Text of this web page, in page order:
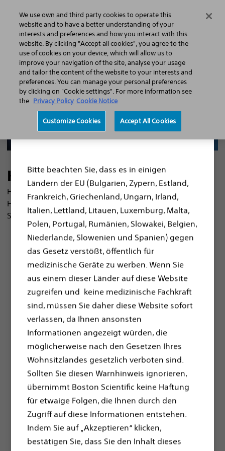
Haftungsausschluss
Bitte beachten Sie, dass es in einigen
Ländern der EU (Bulgarien, Zypern, Estland,
Frankreich, Griechenland, Ungarn, Irland,
Italien, Lettland, Litauen, Luxemburg, Malta,
Polen, Portugal, Rumänien, Slowakei, Belgien,
Niederlande, Slowenien und Spanien) gegen
das Gesetz verstößt, öffentlich für
medizinische Geräte zu werben. Wenn Sie
aus einem dieser Länder auf diese Website
zugreifen und keine medizinische Fachkraft
sind, müssen Sie daher diese Website sofort
verlassen, da Ihnen ansonsten
Informationen angezeigt würden, die
möglicherweise nach den Gesetzen Ihres
Wohnsitzlandes gesetzlich verboten sind.
Sollten Sie diesen Warnhinweis ignorieren,
übernimmt Boston Scientific keine Haftung
für etwaige Folgen, die Ihnen durch den
Zugriff auf diese Informationen entstehen.
Indem Sie auf „Akzeptieren“ klicken,
bestätigen Sie, dass Sie den Inhalt dieses
Search Menu
Erkrankungen Kardioinfo
Kardioinfo
Hier finden Sie Patienteninformationen zu
Herzschrittmachern und Defibrillatoren von Boston
Scientific
Hier finden Sie
Patienteninformationen zu
Herzschrittmachern und
Defibrillatoren von Boston
Scientific
Herzschrittmacher
CRT-P Systemen (Schrittmacher für
Cardiale Resyncrhonisationstherapie)
Implantierbaren Defibrillatoren (ICD/S-
ICD)
CRT-D Systemen (Defibrillator für
Cardiale Resynchronisationstherapie)
We use own and third party cookies to operate this
website and to have a better understanding of your
interests and preferences and how you interact with this
website. By clicking "Accept all cookies", you agree to the
use of cookies on your device, which will allow us to
improve your navigation of the site, analyse your usage
and tailor the content of the website to your interests and
preferences. You can manage your personal preferences
by clicking on "Cookie settings". For more information see
the Privacy Policy Cookie Notice
Customize Cookies Accept All Cookies